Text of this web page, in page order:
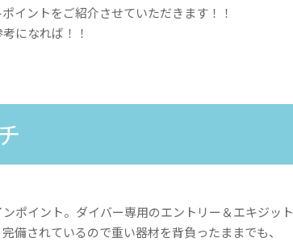
イントをご紹介させていただきます！！
になれば！！
ポイント。ダイバー専用のエントリー＆エキジット
備されているので重い器材を背負ったままでも、